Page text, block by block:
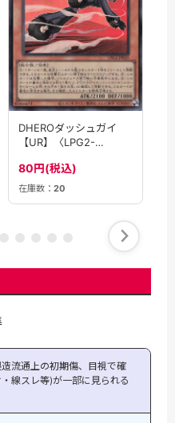
DHEROダッシュガイ
【UR】〈LPG2-
80円(税込)
在庫数： 20
流通上の初期傷、目視で確
線スレ等)が一部に見られる